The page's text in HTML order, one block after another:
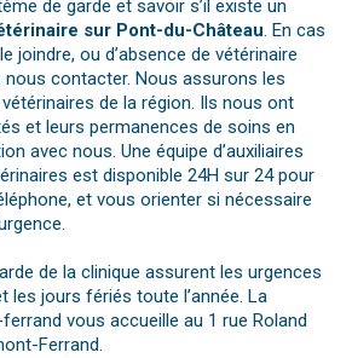
de garde et savoir s’il existe un
sur Pont-du-Château. En cas
joindre, ou d’absence de vétérinaire
contacter. Nous assurons les
de la région. Ils nous ont
et leurs permanences de soins en
avec nous. Une équipe d’auxiliaires
est disponible 24H sur 24 pour
et vous orienter si nécessaire
de la clinique assurent les urgences
les jours fériés toute l’année. La
vous accueille au 1 rue Roland
Ferrand.